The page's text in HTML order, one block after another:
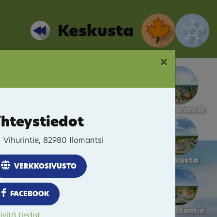
Keskusta
Kalevalantie
Keskusta
Pogostantie
×
Vihurintie, 82980 Ilomantsi
VERKKOSIVUSTO
FACEBOOK